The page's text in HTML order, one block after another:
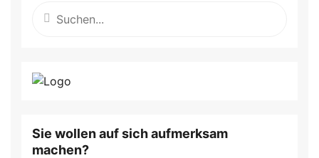
Sie wollen auf sich aufmerksam
machen?